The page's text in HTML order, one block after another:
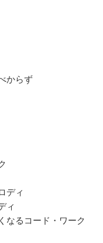
からず
ディ
ィ
るコード・ワーク